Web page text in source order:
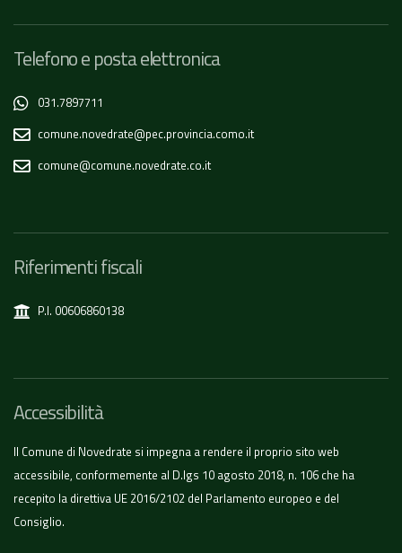
Telefono e posta elettronica
031.7897711
comune.novedrate@pec.provincia.como.it
comune@comune.novedrate.co.it
Riferimenti fiscali
P.I. 00606860138
Accessibilità
Il Comune di Novedrate si impegna a rendere il proprio sito web
accessibile, conformemente al D.lgs 10 agosto 2018, n. 106 che ha
recepito la direttiva UE 2016/2102 del Parlamento europeo e del
Consiglio.